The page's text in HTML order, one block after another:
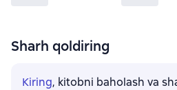
Sharh qoldiring
Kiring, kitobni baholash va